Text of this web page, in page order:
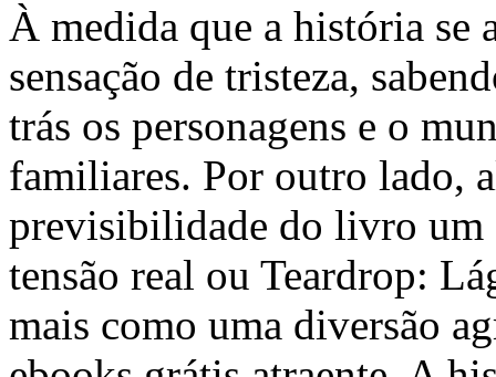
À medida que a história
sensação de tristeza,
trás os personagens e o
familiares. Por outro lado,
previsibilidade do livro um
tensão real ou Teardrop:
mais como uma diversão